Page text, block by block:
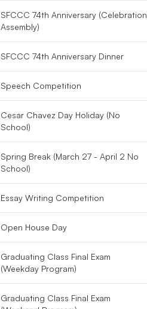
SFCCC 74th Anniversary (Celebration
Assembly)
SFCCC 74th Anniversary Dinner
Speech Competition
Cesar Chavez Day Holiday (No
School)
Spring Break (March 27 - April 2 No
School)
Essay Writing Competition
Open House Day
Graduating Class Final Exam
(Weekday Program)
Graduating Class Final Exam